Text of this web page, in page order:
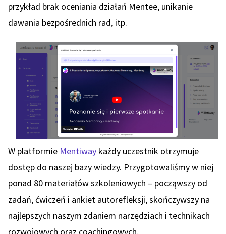
przykład brak oceniania działań Mentee, unikanie
dawania bezpośrednich rad, itp.
W platformie Mentiway każdy uczestnik otrzymuje
dostęp do naszej bazy wiedzy. Przygotowaliśmy w niej
ponad 80 materiałów szkoleniowych – począwszy od
zadań, ćwiczeń i ankiet autorefleksji, skończywszy na
najlepszych naszym zdaniem narzędziach i technikach